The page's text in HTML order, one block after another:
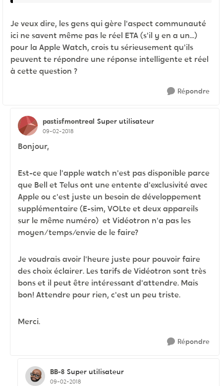
Je veux dire, les gens qui gère l'aspect communauté
ici ne savent même pas le réel ETA (s'il y en a un...)
pour la Apple Watch, crois tu sérieusement qu'ils
peuvent te répondre une réponse intelligente et réel
à cette question ?
Répondre
pastisfmontreal Super utilisateur
09-02-2018
Bonjour,
Est-ce que l'apple watch n'est pas disponible parce
que Bell et Telus ont une entente d'exclusivité avec
Apple ou c'est juste un besoin de développement
supplémentaire (E-sim, VOLte et deux appareils
sur le même numéro) et Vidéotron n'a pas les
moyen/temps/envie de le faire?
Je voudrais avoir l'heure juste pour pouvoir faire
des choix éclairer. Les tarifs de Vidéotron sont très
bons et il peut être intéressant d'attendre. Mais
bon! Attendre pour rien, c'est un peu triste.
Merci.
Répondre
BB-8 Super utilisateur
09-02-2018